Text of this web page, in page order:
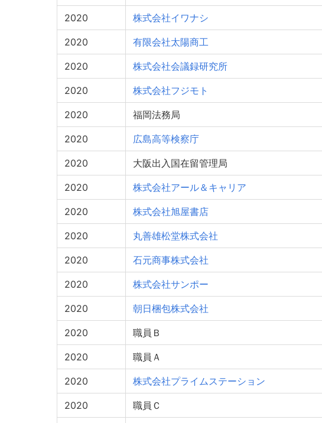
2020 株式会社イワナシ
2020 有限会社太陽商工
2020 株式会社会議録研究所
2020 株式会社フジモト
2020 福岡法務局
2020 広島高等検察庁
2020 大阪出入国在留管理局
2020 株式会社アール＆キャリア
2020 株式会社旭屋書店
2020 丸善雄松堂株式会社
2020 石元商事株式会社
2020 株式会社サンポー
2020 朝日梱包株式会社
2020 職員Ｂ
2020 職員Ａ
2020 株式会社プライムステーション
2020 職員Ｃ